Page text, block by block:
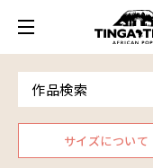
作品検索
Model
青空
サイズについて